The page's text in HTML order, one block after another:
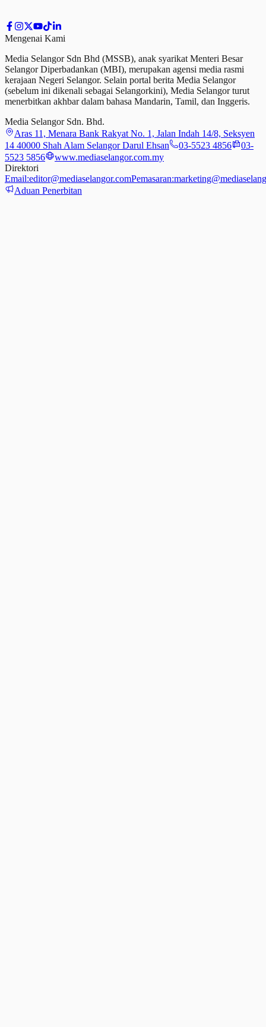
Mengenai Kami
Media Selangor Sdn Bhd (MSSB), anak syarikat Menteri Besar
Selangor Diperbadankan (MBI), merupakan agensi media rasmi
kerajaan Negeri Selangor. Selain portal berita Media Selangor
(sebelum ini dikenali sebagai Selangorkini), Media Selangor turut
menerbitkan akhbar dalam bahasa Mandarin, Tamil, dan Inggeris.
Media Selangor Sdn. Bhd.
Aras 11, Menara Bank Rakyat No. 1, Jalan Indah 14/8, Seksyen
14 40000 Shah Alam Selangor Darul Ehsan
03-5523 4856
03-
5523 5856
www.mediaselangor.com.my
Direktori
Email:editor@mediaselangor.comPemasaran:
Aduan Penerbitan